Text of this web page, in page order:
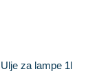
Ulje za lampe 1l